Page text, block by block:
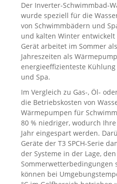
Der Inverter-Schwimmbad-
wurde speziell für die
von Schwimmbädern und
und kalten Winter
Gerät arbeitet im Sommer
Jahreszeiten als
energieeffizienteste
und Spa.
Im Vergleich zu Gas-, Öl-
die Betriebskosten von
Wärmepumpen für
80 % niedriger, wodurch
Jahr eingespart werden.
Geräte der T3 SPCH-Serie
der Systeme in der Lage,
Sommerwetterbedingungen
können bei